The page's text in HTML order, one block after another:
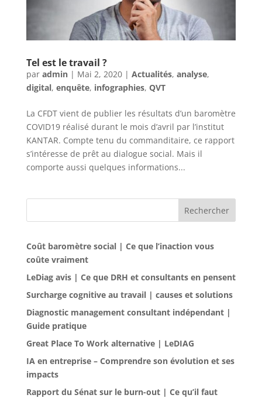
Tel est le travail ?
par admin| Mai 2, 2020| Actualités, analyse,
digital, enquête, infographies, QVT
La CFDT vient de publier les résultats d’un baromètre
COVID19 réalisé durant le mois d’avril par l’institut
KANTAR. Compte tenu du commanditaire, ce rapport
s’intéresse de prêt au dialogue social. Mais il
comporte aussi quelques informations...
Rechercher
Coût baromètre social | Ce que l’inaction vous
coûte vraiment
LeDiag avis | Ce que DRH et consultants en pensent
Surcharge cognitive au travail | causes et solutions
Diagnostic management consultant indépendant |
Guide pratique
Great Place To Work alternative | LeDIAG
IA en entreprise – Comprendre son évolution et ses
impacts
Rapport du Sénat sur le burn-out | Ce qu’il faut